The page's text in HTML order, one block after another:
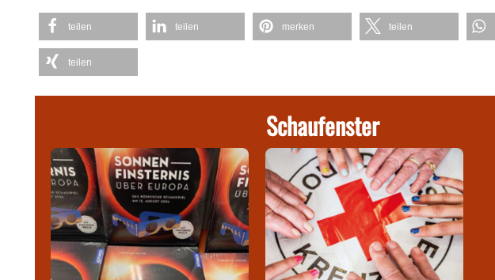
teilen teilen merken teilen
teilen
Schaufenster